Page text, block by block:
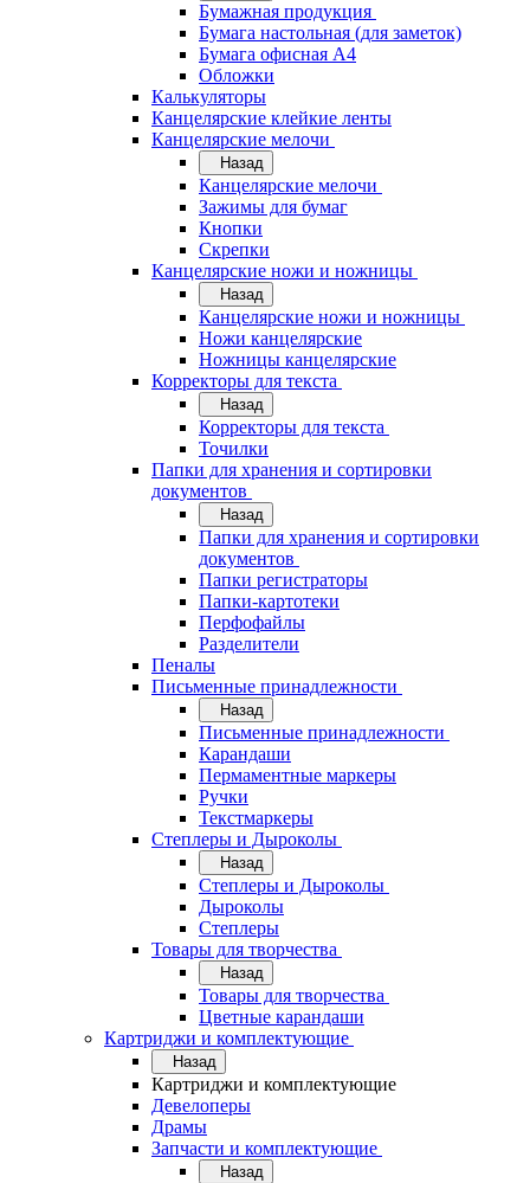
Бумажная продукция
Бумага настольная (для заметок)
Бумага офисная А4
Обложки
Калькуляторы
Канцелярские клейкие ленты
Канцелярские мелочи
Назад
Канцелярские мелочи
Зажимы для бумаг
Кнопки
Скрепки
Канцелярские ножи и ножницы
Назад
Канцелярские ножи и ножницы
Ножи канцелярские
Ножницы канцелярские
Корректоры для текста
Назад
Корректоры для текста
Точилки
Папки для хранения и сортировки
документов
Назад
Папки для хранения и сортировки
документов
Папки регистраторы
Папки-картотеки
Перфофайлы
Разделители
Пеналы
Письменные принадлежности
Назад
Письменные принадлежности
Карандаши
Пермаментные маркеры
Ручки
Текстмаркеры
Степлеры и Дыроколы
Назад
Степлеры и Дыроколы
Дыроколы
Степлеры
Товары для творчества
Назад
Товары для творчества
Цветные карандаши
Картриджи и комплектующие
Назад
Картриджи и комплектующие
Девелоперы
Драмы
Запчасти и комплектующие
Назад